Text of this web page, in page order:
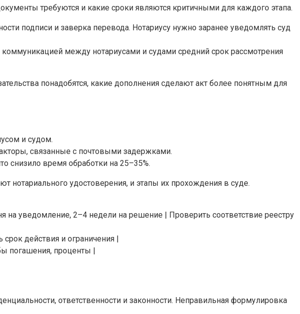
требуются и какие сроки являются критичными для каждого этапа.
подписи и заверка перевода. Нотариусу нужно заранее уведомлять суд
между нотариусами и судами средний срок рассмотрения
понадобятся, какие дополнения сделают акт более понятным для
и судом.
связанные с почтовыми задержками.
снизило время обработки на 25–35%.
нотариального удостоверения, и этапы их прохождения в суде.
на уведомление, 2–4 недели на решение | Проверить соответствие реестру
действия и ограничения |
погашения, проценты |
ответственности и законности. Неправильная формулировка